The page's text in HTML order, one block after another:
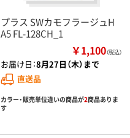
プラス SWカモフラージュH
A5 FL-128CH_1
￥1,100（税込）
お届け日：8月27日（木）まで
直送品
カラー・販売単位違いの商品が2商品ありま
す